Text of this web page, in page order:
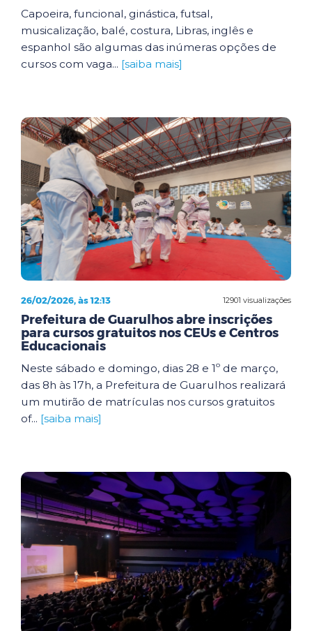
Capoeira, funcional, ginástica, futsal,
musicalização, balé, costura, Libras, inglês e
espanhol são algumas das inúmeras opções de
cursos com vaga... [saiba mais]
12901 visualizações
26/02/2026, às 12:13
Prefeitura de Guarulhos abre inscrições
para cursos gratuitos nos CEUs e Centros
Educacionais
Neste sábado e domingo, dias 28 e 1º de março,
das 8h às 17h, a Prefeitura de Guarulhos realizará
um mutirão de matrículas nos cursos gratuitos
of... [saiba mais]